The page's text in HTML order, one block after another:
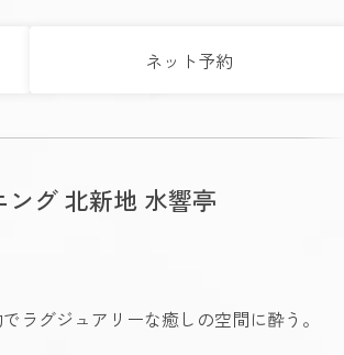
ネット予約
グ 北新地 水響亭
ラグジュアリーな癒しの空間に酔う。